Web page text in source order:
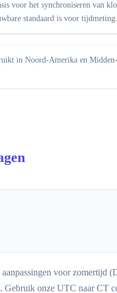
het synchroniseren van
standaard is voor tijdmeting.
in Noord-Amerika en
voor zomertijd
onze UTC naar CT